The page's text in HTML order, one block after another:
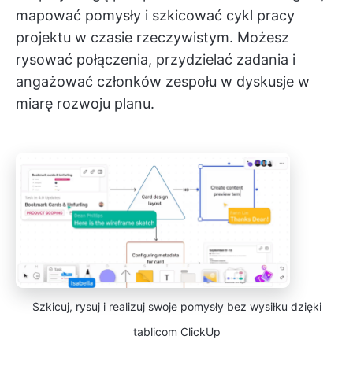
mapować pomysły i szkicować cykl pracy
projektu w czasie rzeczywistym. Możesz
rysować połączenia, przydzielać zadania i
angażować członków zespołu w dyskusje w
miarę rozwoju planu.
Szkicuj, rysuj i realizuj swoje pomysły bez wysiłku dzięki
tablicom ClickUp